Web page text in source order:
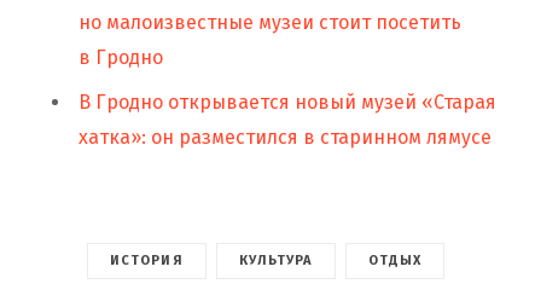
но малоизвестные музеи стоит посетить
в Гродно
В Гродно открывается новый музей «Старая
хатка»: он разместился в старинном лямусе
ИСТОРИЯ КУЛЬТУРА ОТДЫХ